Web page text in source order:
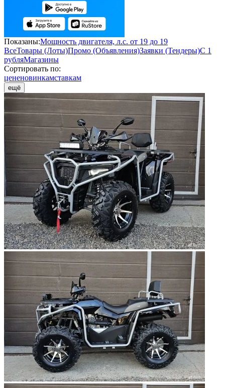
Показаны:Мощность двигателя, л.с. от 19 до 19
ВсеТовары (Лоты)Промо (Объявления)Заявки (Тендеры)С 1
рубляМагазины
Сортировать по:
цененовинкамставкам
ещё